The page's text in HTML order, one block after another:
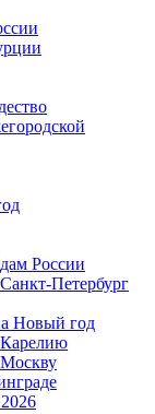
России
Петербург
Новый год